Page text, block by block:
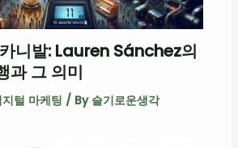
니발: Lauren Sánchez의
과 그 의미
지털 마케팅 / By 슬기로운생각